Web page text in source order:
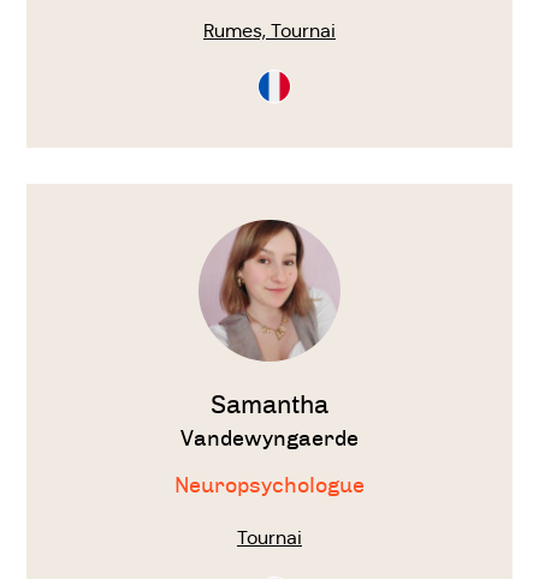
Rumes, Tournai
Consultation
en
Voir
Samantha
Vandewyngaerde
Neuropsychologue
Tournai